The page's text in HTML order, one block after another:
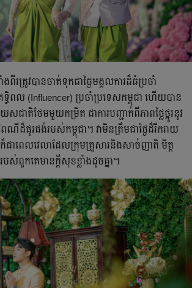
ពីរត្រូវបាន​ចាត់ទុកជាថ្ងៃមង្គលការដ៏ធំប្រចាំ
ឥទ្ធិពល (Influencer) ប្រចាំប្រទេសកម្ពុជា ហើយបាន
ជាតិថែមមួយកម្រិត ជាការបញ្ជាក់ពីភាពថ្លៃថ្នូរនូវ
ៃណីដ៏ផូរផង់របស់កម្ពុជា។ វាមិនត្រឹមជាថ្ងៃដ៏រីករាយ
ក៏ជាពេលវេលាដែលក្រុមគ្រួសារ​និងសាច់ញាតិ មិត្ត
បស់ពួកគេមានក្ដីសុខខ្លាំងដូចគ្នា។